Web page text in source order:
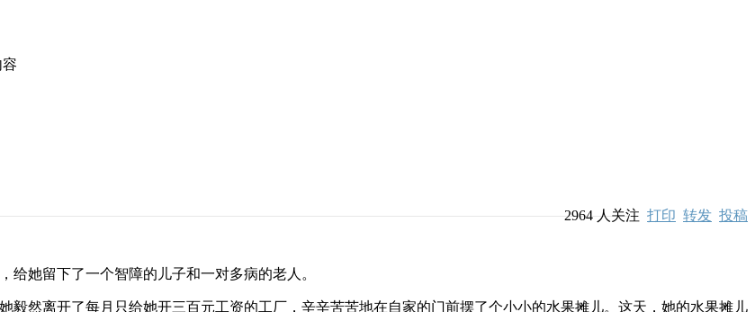
2964人关注 打印 转发 投稿
她留下了一个智障的儿子和一对多病的老人。
然离开了每月只给她开三百元工资的工厂，辛辛苦苦地在自家的门前摆了个小小的水果摊儿。这天，她的水果摊儿